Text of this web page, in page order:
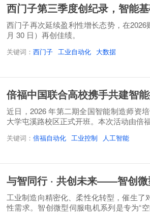
西门子第三季度创纪录，智能
西门子再次延续盈利性增长态势，在
月 30 日）再创佳绩。
关键词： 西门子 工业自动化 大数据
倍福中国联合高校携手共建智
近日，2026 年第二期全国智能制造师资
大学屯溪路校区正式开班。本次活动由倍
关键词： 倍福自动化 工业控制 人工智能
与智同行 · 共创未来——智创微
工业制造向精密化、柔性化转型，催生了
性需求。智创微型伺服电机系列是专为“